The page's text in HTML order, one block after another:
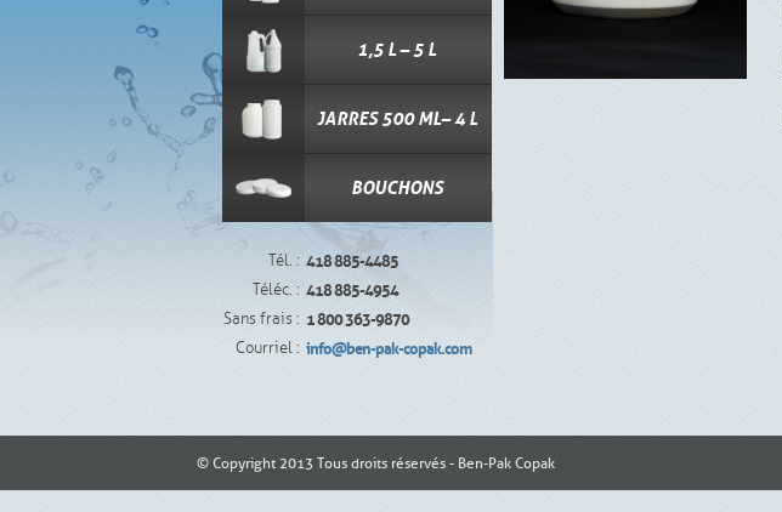
1,5 L – 5 L
JARRES 500 ML– 4 L
BOUCHONS
Tél. : 418 885-4485
Téléc. : 418 885-4954
Sans frais : 1 800 363-9870
Courriel : info@ben-pak-copak.com
© Copyright 2013 Tous droits réservés - Ben-Pak Copak